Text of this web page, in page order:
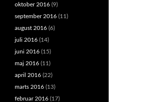
oktober 2016 (9)
september 2016 (11)
august 2016 (6)
juli 2016 (14)
juni 2016 (15)
maj 2016 (11)
april 2016 (22)
marts 2016 (13)
februar 2016 (17)